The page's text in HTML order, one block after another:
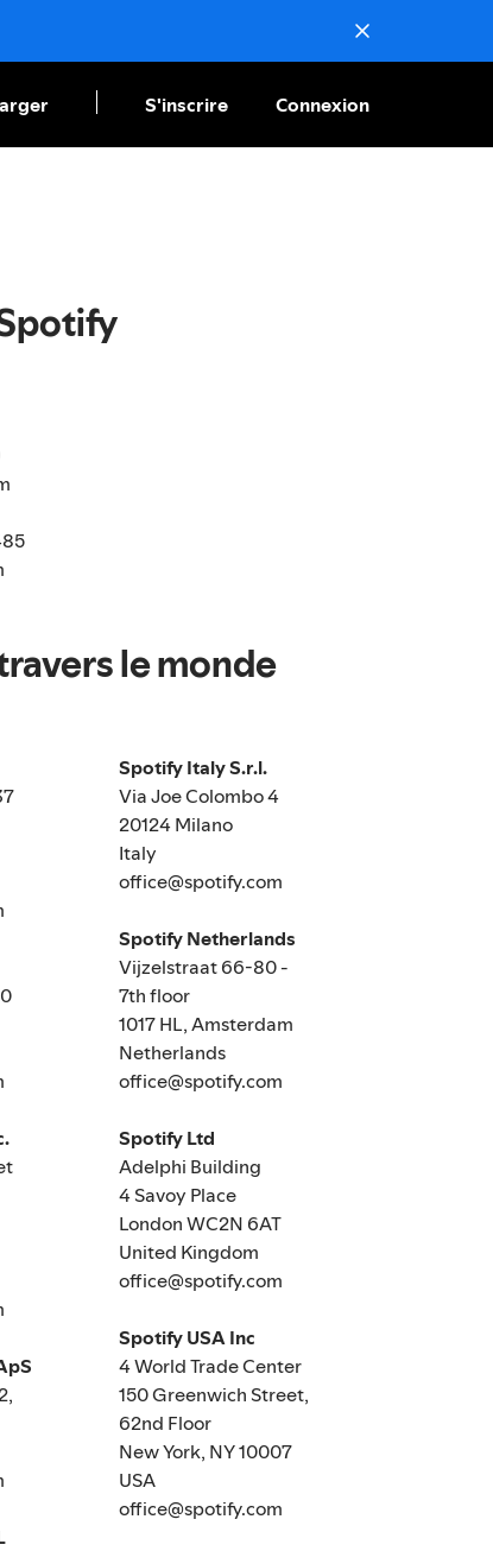
S'inscrire Connexion
le monde
Spotify Italy S.r.l.
Via Joe Colombo 4
20124 Milano
Italy
office@spotify.com
Spotify Netherlands
Vijzelstraat 66-80 -
7th floor
1017 HL, Amsterdam
Netherlands
office@spotify.com
Spotify Ltd
Adelphi Building
4 Savoy Place
London WC2N 6AT
United Kingdom
office@spotify.com
Spotify USA Inc
4 World Trade Center
150 Greenwich Street,
62nd Floor
New York, NY 10007
USA
office@spotify.com